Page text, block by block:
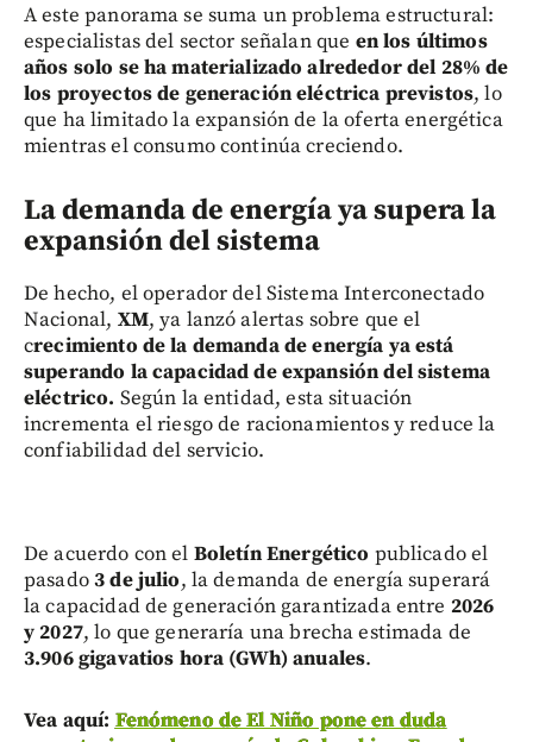
A este panorama se suma un problema estructural:
especialistas del sector señalan que en los últimos
años solo se ha materializado alrededor del 28% de
los proyectos de generación eléctrica previstos, lo
que ha limitado la expansión de la oferta energética
mientras el consumo continúa creciendo.
La demanda de energía ya supera la
expansión del sistema
De hecho, el operador del Sistema Interconectado
Nacional, XM, ya lanzó alertas sobre que el
crecimiento de la demanda de energía ya está
superando la capacidad de expansión del sistema
eléctrico. Según la entidad, esta situación
incrementa el riesgo de racionamientos y reduce la
confiabilidad del servicio.
De acuerdo con el Boletín Energético publicado el
pasado3 de julio, la demanda de energía superará
la capacidad de generación garantizada entre 2026
y 2027, lo que generaría una brecha estimada de
3.906 gigavatios hora (GWh) anuales.
Vea aquí: Fenómeno de El Niño pone en duda